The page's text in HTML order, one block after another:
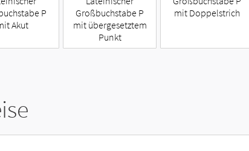
P
Akut
Großbuchstabe P
mit übergesetztem
Punkt
mit Doppelstrich